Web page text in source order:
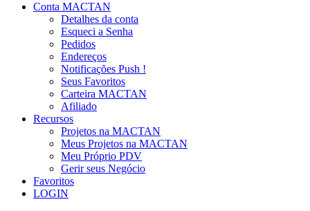
Conta MACTAN
Detalhes da conta
Esqueci a Senha
Pedidos
Endereços
Notificações Push !
Seus Favoritos
Carteira MACTAN
Afiliado
Recursos
Projetos na MACTAN
Meus Projetos na MACTAN
Meu Próprio PDV
Gerir seus Negócio
Favoritos
LOGIN